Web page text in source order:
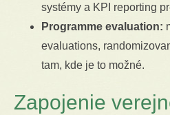
systémy a KPI reporting
Programme evaluation:
evaluations,
tam, kde je to možné.
Zapojenie